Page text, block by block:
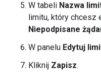
W tabeli Nazwa
limitu, który chcesz
Niepodpisane
W panelu Edytuj
Kliknij Zapisz.